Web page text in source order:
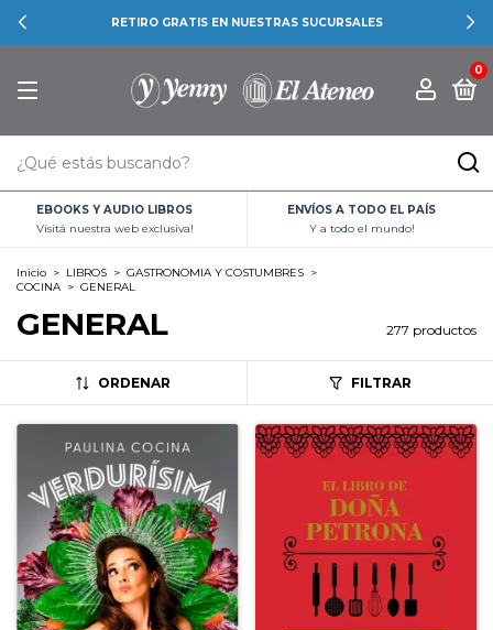
RETIRO GRATIS EN NUESTRAS SUCURSALES
0
EBOOKS Y AUDIO LIBROS
Visitá nuestra web exclusiva!
ENVÍOS A TODO EL PAÍS
Y a todo el mundo!
Inicio > LIBROS > GASTRONOMIA Y COSTUMBRES >
COCINA > GENERAL
GENERAL 277 productos
ORDENAR FILTRAR